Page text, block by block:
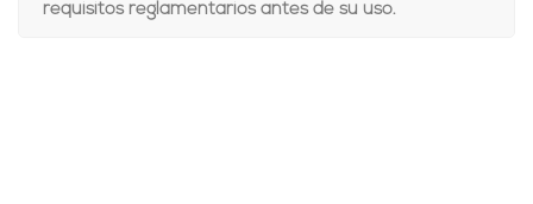
requisitos reglamentarios antes de su uso.